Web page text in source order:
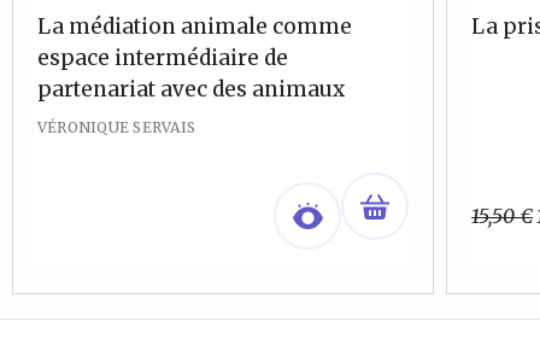
La médiation animale comme
espace intermédiaire de
partenariat avec des animaux
VÉRONIQUE SERVAIS
La
15,50€